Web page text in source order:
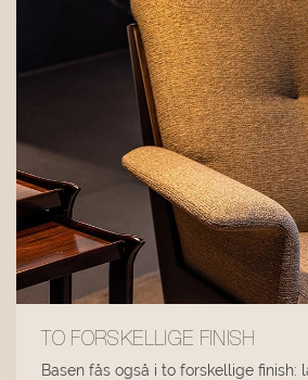
TO FORSKELLIGE FINISH
Basen fås også i to forskellige finish: